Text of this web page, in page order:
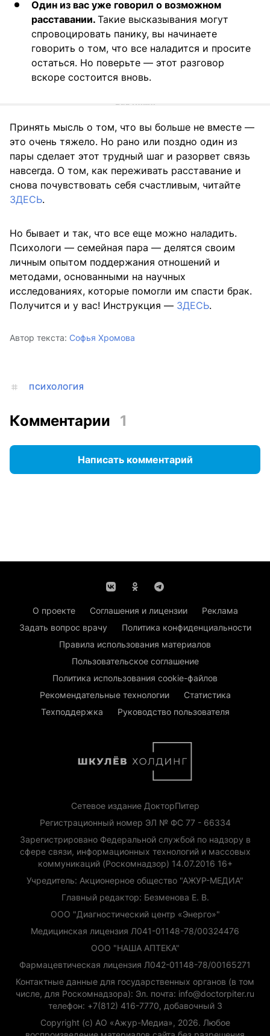
Один из вас уже говорил о возможном
расставании. Такие высказывания могут
спровоцировать панику, вы начинаете
говорить о том, что все наладится и просите
остаться. Но поверьте — этот разговор
вскоре состоится вновь.
Принять мысль о том, что вы больше не вместе —
это очень тяжело. Но рано или поздно один из
пары сделает этот трудный шаг и разорвет связь
навсегда. О том, как переживать расставание и
снова почувствовать себя счастливым, читайте
ЗДЕСЬ.
Но бывает и так, что все еще можно наладить.
Психологи — семейная пара — делятся своим
личным опытом поддержания отношений и
методами, основанными на научных
исследованиях, которые помогли им спасти брак.
Получится и у вас! Инструкция — ЗДЕСЬ.
Автор текста: Софья Хромова
ПСИХОЛОГИЯ
Комментарии 1
Написать комментарий
О проекте Соглашения и лицензии
Реклама
Задать вопрос врачу
Политика конфиденциальности
Правила использования материалов
Пользовательское соглашение
Политика использования cookie-файлов
Рекомендательные технологии
Статистика
Техподдержка
Руководство пользователя
Сетевое издание ДокторПитер
Регистрационный номер ЭЛ № ФС 77 - 66334
Зарегистрировано Федеральной службой по надзору в
сфере связи, информационных технологий и массовых
коммуникаций (Роскомнадзор) 14.07.2016 16+
Учредитель: Акционерное общество "АЖУР-МЕДИА"
Главный редактор: Безменова Е. В.
ООО "Диагностический центр «Энерго»"
Медицинская лицензия Л041-01148-78/00324476
ООО "НАША АПТЕКА"
Фармацевтическая лицензия Л042-01148-78/00165271
Контактные данные для государственных органов (в том
числе, для Роскомнадзора): Эл. почта: info@doctorpiter.ru
телефон: +7(812) 416-7770, добавочный 3
Copyright (с) АО «Ажур-Медиа», 2026. Любое